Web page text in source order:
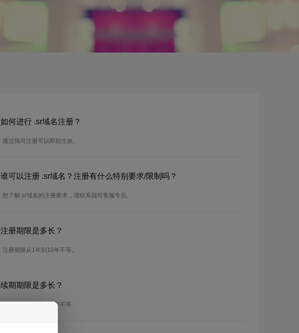
如何进行 .sr域名注册？
通过我司注册可以即刻生效。
谁可以注册 .sr域名？注册有什么特别要求/限制吗？
想了解.sr域名的注册要求，请联系我司客服专员。
注册期限是多长？
注册期限从1年到10年不等。
续期期限是多长？
续期期限从1年到10年不等